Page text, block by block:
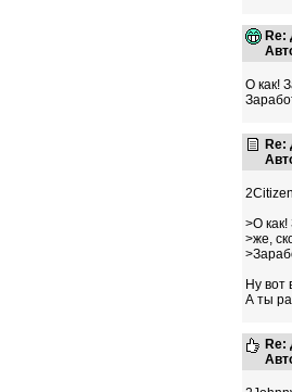
Re:
О как!
Re:
>О как!
>же,
Ну вот
А ты
Re: